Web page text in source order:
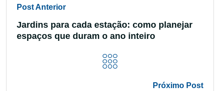
Post Anterior
Jardins para cada estação: como planejar
espaços que duram o ano inteiro
Próximo Post